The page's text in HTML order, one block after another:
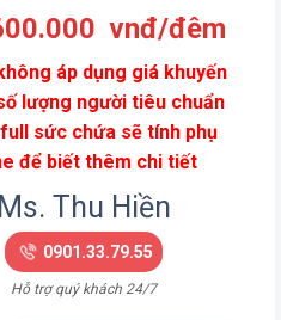
vnđ/đêmGiá
tại
là:
áp dụng giá khuyến
lượng người tiêu chuẩn
sức chứa sẽ tính phụ
để biết thêm chi tiết
Ms. Thu Hiền
0901.33.79.55
Hỗ trợ quý khách 24/7